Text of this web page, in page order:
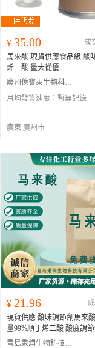
¥ 35.00
成
馬來酸 現貨供應食品級 酸
烯二酸 量大從優
廣州億寶萊生物科技有限公司
月均發貨速度： 暫無記錄
廣東 廣州市
¥ 21.96
現貨供應 酸味調節劑馬來
量99%順丁烯二酸 酸度調節
青島秉潤生物科技有限公司